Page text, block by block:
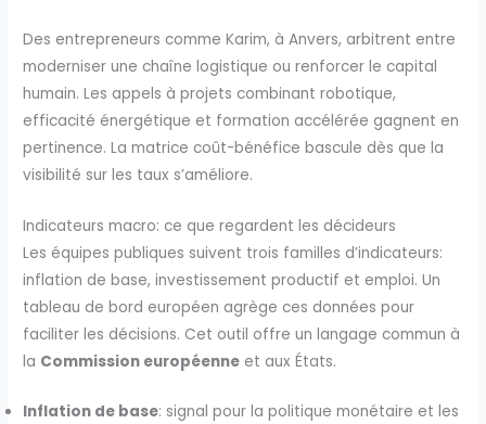
Des entrepreneurs comme Karim, à Anvers, arbitrent entre
moderniser une chaîne logistique ou renforcer le capital
humain. Les appels à projets combinant robotique,
efficacité énergétique et formation accélérée gagnent en
pertinence. La matrice coût-bénéfice bascule dès que la
visibilité sur les taux s’améliore.
Indicateurs macro: ce que regardent les décideurs
Les équipes publiques suivent trois familles d’indicateurs:
inflation de base, investissement productif et emploi. Un
tableau de bord européen agrège ces données pour
faciliter les décisions. Cet outil offre un langage commun à
la Commission européenne et aux États.
Inflation de base: signal pour la politique monétaire et les